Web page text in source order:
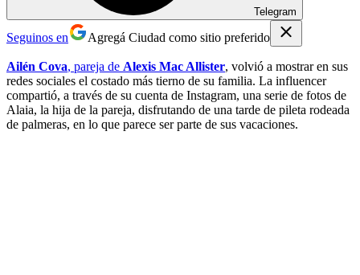
Telegram
Seguinos en Agregá Ciudad como sitio preferido
Ailén Cova, pareja de Alexis Mac Allister, volvió a mostrar en sus
redes sociales el costado más tierno de su familia. La influencer
compartió, a través de su cuenta de Instagram, una serie de fotos de
Alaia, la hija de la pareja, disfrutando de una tarde de pileta rodeada
de palmeras, en lo que parece ser parte de sus vacaciones.